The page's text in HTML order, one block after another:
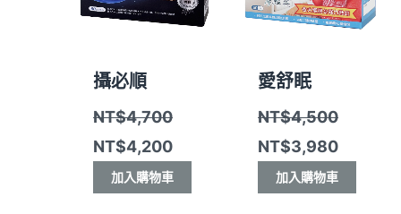
攝必順
NT$4,700
NT$4,200
加入購物車
愛舒眠
NT$4,500
NT$3,980
加入購物車